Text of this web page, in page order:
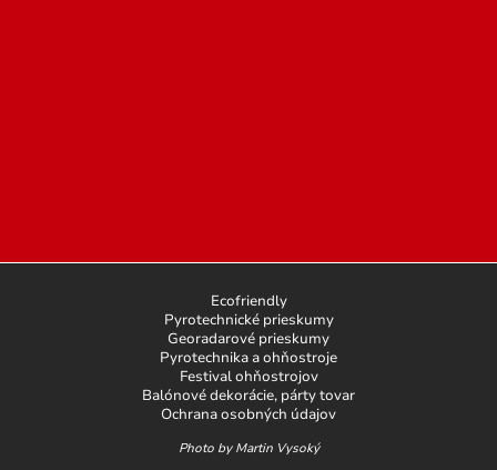
Ecofriendly
Pyrotechnické prieskumy
Georadarové prieskumy
Pyrotechnika a ohňostroje
Festival ohňostrojov
Balónové dekorácie, párty tovar
Ochrana osobných údajov
Photo by Martin Vysoký